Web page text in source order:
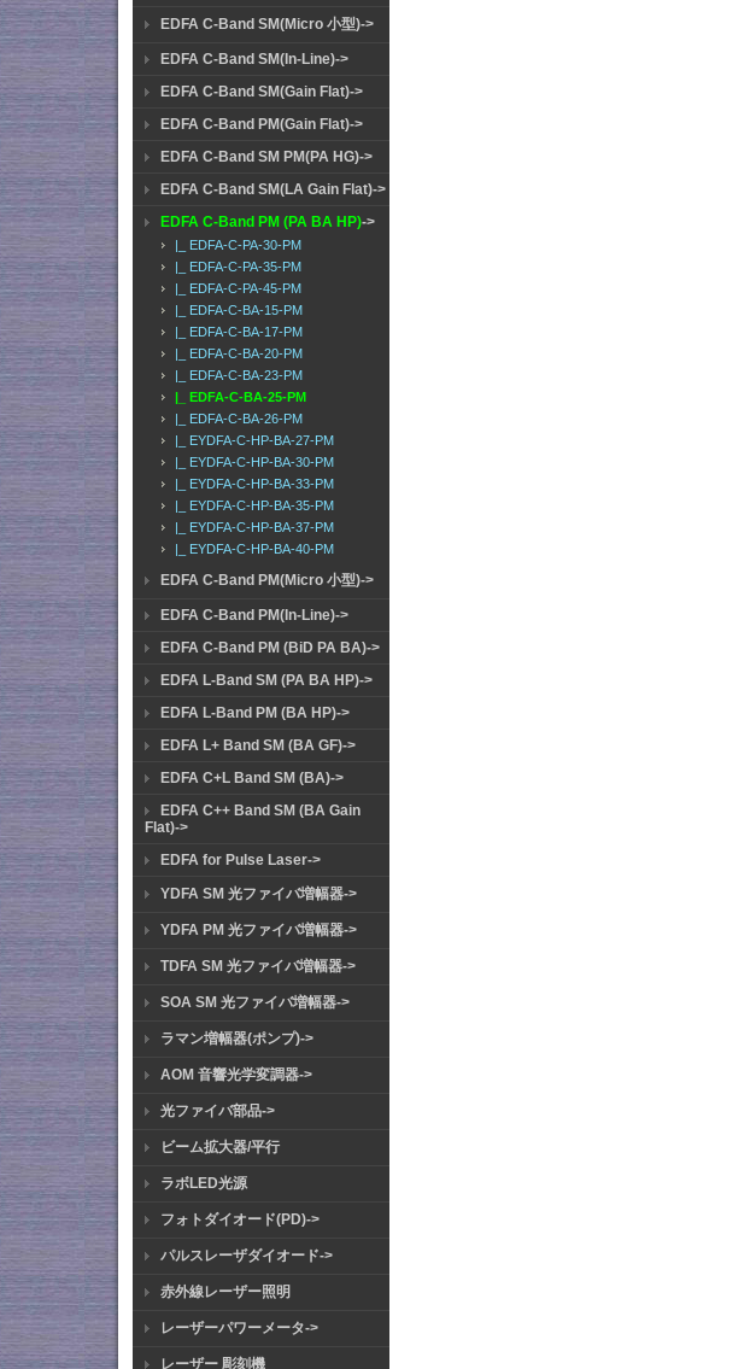
EDFA C-Band SM(Micro 小型)->
EDFA C-Band SM(In-Line)->
EDFA C-Band SM(Gain Flat)->
EDFA C-Band PM(Gain Flat)->
EDFA C-Band SM PM(PA HG)->
EDFA C-Band SM(LA Gain Flat)->
EDFA C-Band PM (PA BA HP)->
|_ EDFA-C-PA-30-PM
|_ EDFA-C-PA-35-PM
|_ EDFA-C-PA-45-PM
|_ EDFA-C-BA-15-PM
|_ EDFA-C-BA-17-PM
|_ EDFA-C-BA-20-PM
|_ EDFA-C-BA-23-PM
|_ EDFA-C-BA-25-PM
|_ EDFA-C-BA-26-PM
|_ EYDFA-C-HP-BA-27-PM
|_ EYDFA-C-HP-BA-30-PM
|_ EYDFA-C-HP-BA-33-PM
|_ EYDFA-C-HP-BA-35-PM
|_ EYDFA-C-HP-BA-37-PM
|_ EYDFA-C-HP-BA-40-PM
EDFA C-Band PM(Micro 小型)->
EDFA C-Band PM(In-Line)->
EDFA C-Band PM (BiD PA BA)->
EDFA L-Band SM (PA BA HP)->
EDFA L-Band PM (BA HP)->
EDFA L+ Band SM (BA GF)->
EDFA C+L Band SM (BA)->
EDFA C++ Band SM (BA Gain
Flat)->
EDFA for Pulse Laser->
YDFA SM 光ファイバ増幅器->
YDFA PM 光ファイバ増幅器->
TDFA SM 光ファイバ増幅器->
SOA SM 光ファイバ増幅器->
ラマン増幅器(ポンプ)->
AOM 音響光学変調器->
光ファイバ部品->
ビーム拡大器/平行
ラボLED光源
フォトダイオード(PD)->
パルスレーザダイオード->
赤外線レーザー照明
レーザーパワーメータ->
レーザー 彫刻機